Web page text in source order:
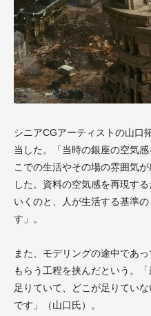
シニアCGアーティストの山口
当した。「当時の銀座の空気
こでの生活やその場の雰囲気
した。資料の空気感を再現す
いくのと、人が生活する基準
す」。
また、モデリングの途中であ
もらう工程を挟んだという。
足りていて、どこが足りてい
です」（山口氏）。